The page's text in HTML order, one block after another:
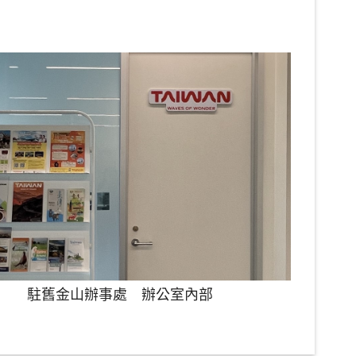
駐舊金山辦事處 辦公室內部